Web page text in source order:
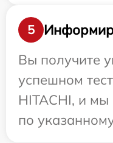
5
Вы получите
успешном
HITACHI, и мы
по